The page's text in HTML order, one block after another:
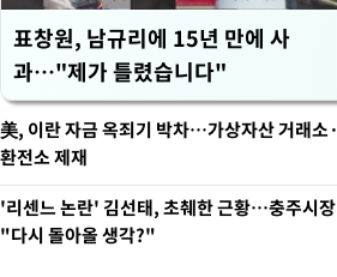
표창원, 남규리에 15년 만에 사
과…"제가 틀렸습니다"
美, 이란 자금 옥죄기 박차…가상자산 거래소·
환전소 제재
'리센느 논란' 김선태, 초췌한 근황…충주시장
"다시 돌아올 생각?"